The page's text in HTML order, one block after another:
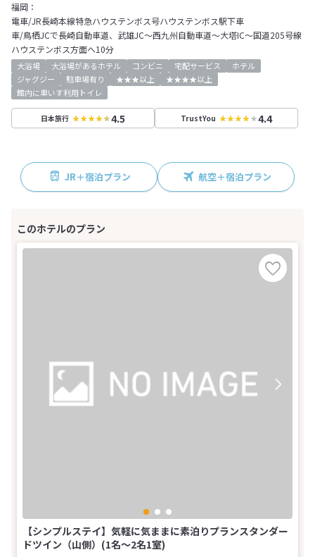
福岡：
電車/JR長崎本線特急ハウステンボス号ハウステンボス駅下車
車/鳥栖JCで長崎自動車道、武雄JC～西九州自動車道～大塔IC～国道205号線
ハウステンボス方面へ10分
大浴場 大浴場があるホテル コンビニ 宅配サービス
ホテル
ジャグジー
駐車場有り ★★★以上
★★★★以上
館内に車いす利用トイレ
日本旅行 4.5 TrustYou 4.4
JR＋宿泊プラン 航空＋宿泊プラン
【シンプルステイ】気軽に気ままに素泊りプランスタンダー
ドツイン（山側）(1名～2名1室)